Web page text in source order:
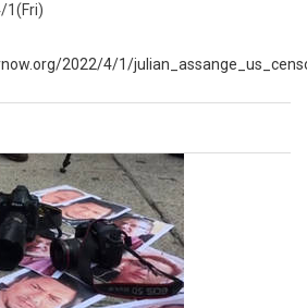
1(Fri)
2022/4/1/